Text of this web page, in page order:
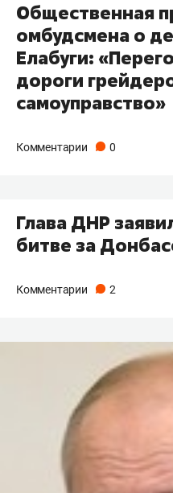
Общественная
омбудсмена о
Елабуги:
дороги
самоуправство»
Комментарии 0
Глава ДНР
битве за
Комментарии 2